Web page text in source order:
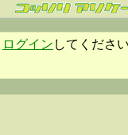
ログイン してくださ